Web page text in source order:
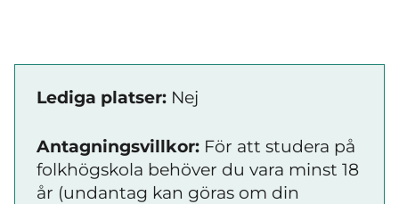
Lediga platser: Nej
Antagningsvillkor: För att studera på
folkhögskola behöver du vara minst 18
år (undantag kan göras om din